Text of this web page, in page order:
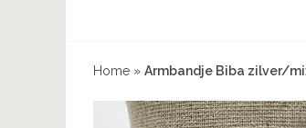
Home » Armbandje Biba zilver/